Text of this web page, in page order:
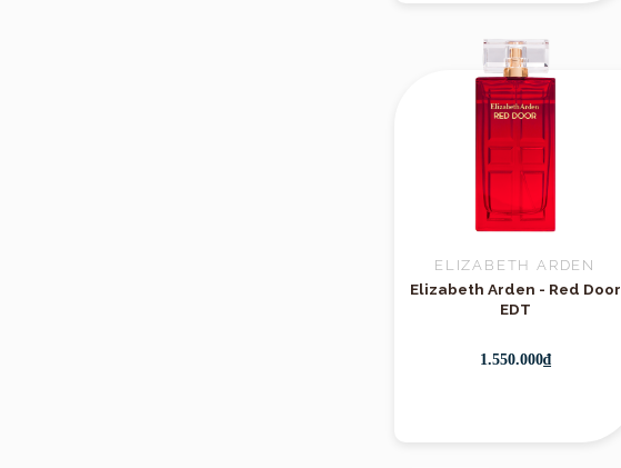
ELIZABETH ARDEN
Elizabeth Arden - Red Door
EDT
1.550.000₫